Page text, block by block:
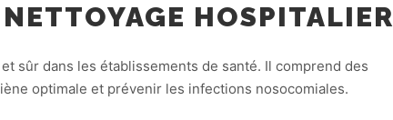
HOSPITALIER
sûr dans les établissements de santé. Il comprend des
optimale et prévenir les infections nosocomiales.